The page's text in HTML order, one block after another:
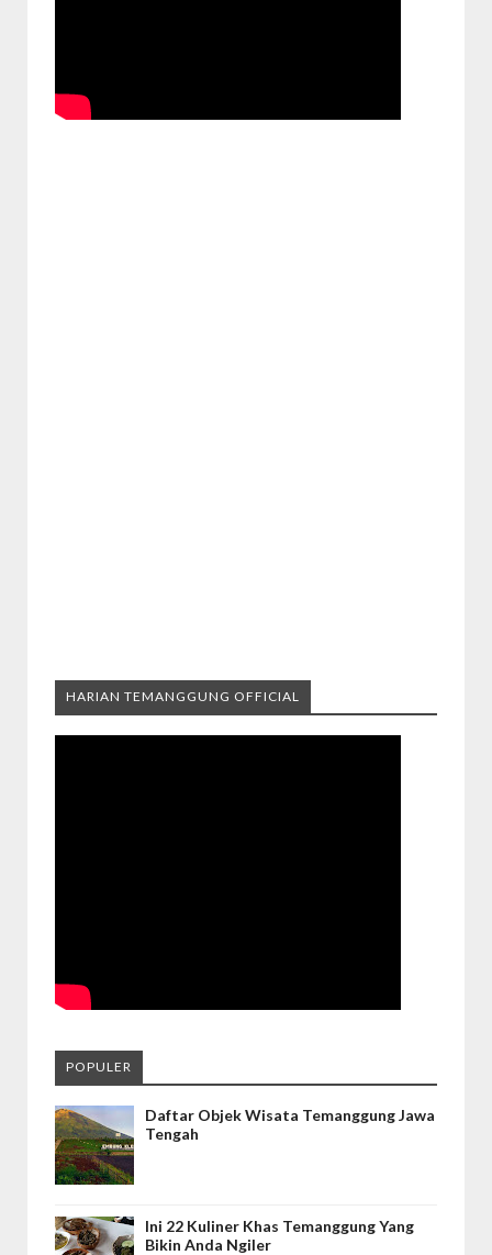
HARIAN TEMANGGUNG OFFICIAL
POPULER
Daftar Objek Wisata Temanggung Jawa
Tengah
Ini 22 Kuliner Khas Temanggung Yang
Bikin Anda Ngiler